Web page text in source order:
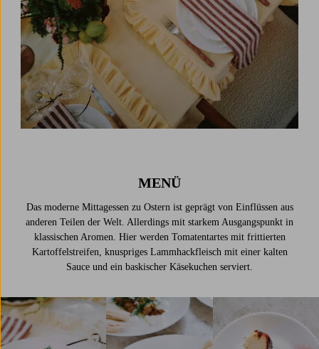
MENÜ
Das moderne Mittagessen zu Ostern ist geprägt von Einflüssen aus
anderen Teilen der Welt. Allerdings mit starkem Ausgangspunkt in
klassischen Aromen. Hier werden Tomatentartes mit frittierten
Kartoffelstreifen, knuspriges Lammhackfleisch mit einer kalten
Sauce und ein baskischer Käsekuchen serviert.